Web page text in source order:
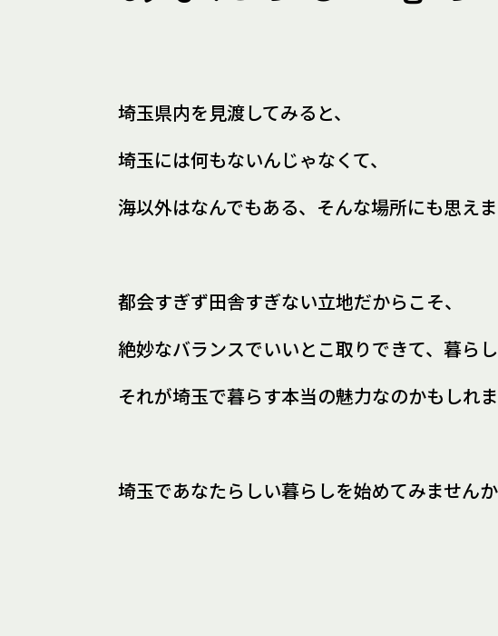
埼玉県内を見渡してみると、
埼玉には何もないんじゃなくて、
海以外はなんでもある、 そんな場所にも思えま
都会すぎず田舎すぎない立地だからこそ、
絶妙なバランスでいいとこ取りできて、 暮ら
それが埼玉で暮らす本当の魅力なのかもしれま
埼玉であなたらしい暮らしを始めてみません